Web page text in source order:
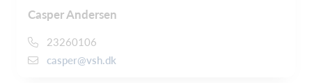
Casper Andersen
23260106
casper@vsh.dk